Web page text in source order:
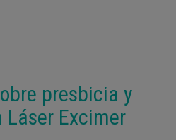
presbicia y
Excimer